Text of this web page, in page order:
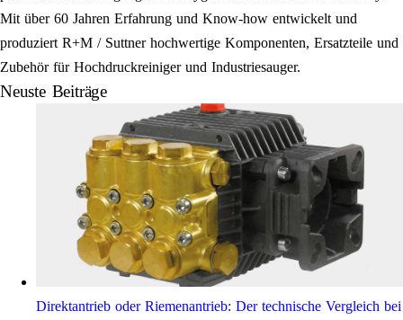
Mit über 60 Jahren Erfahrung und Know-how entwickelt und
produziert R+M / Suttner hochwertige Komponenten, Ersatzteile und
Zubehör für Hochdruckreiniger und Industriesauger.
Neuste Beiträge
Direktantrieb oder Riemenantrieb: Der technische Vergleich bei